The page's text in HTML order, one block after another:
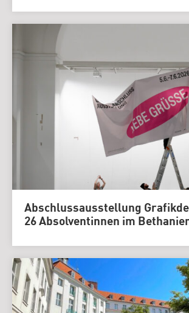
Abschlussausstellung
26 Absolventinnen im